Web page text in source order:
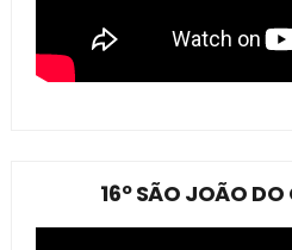
16º SÃO JOÃO